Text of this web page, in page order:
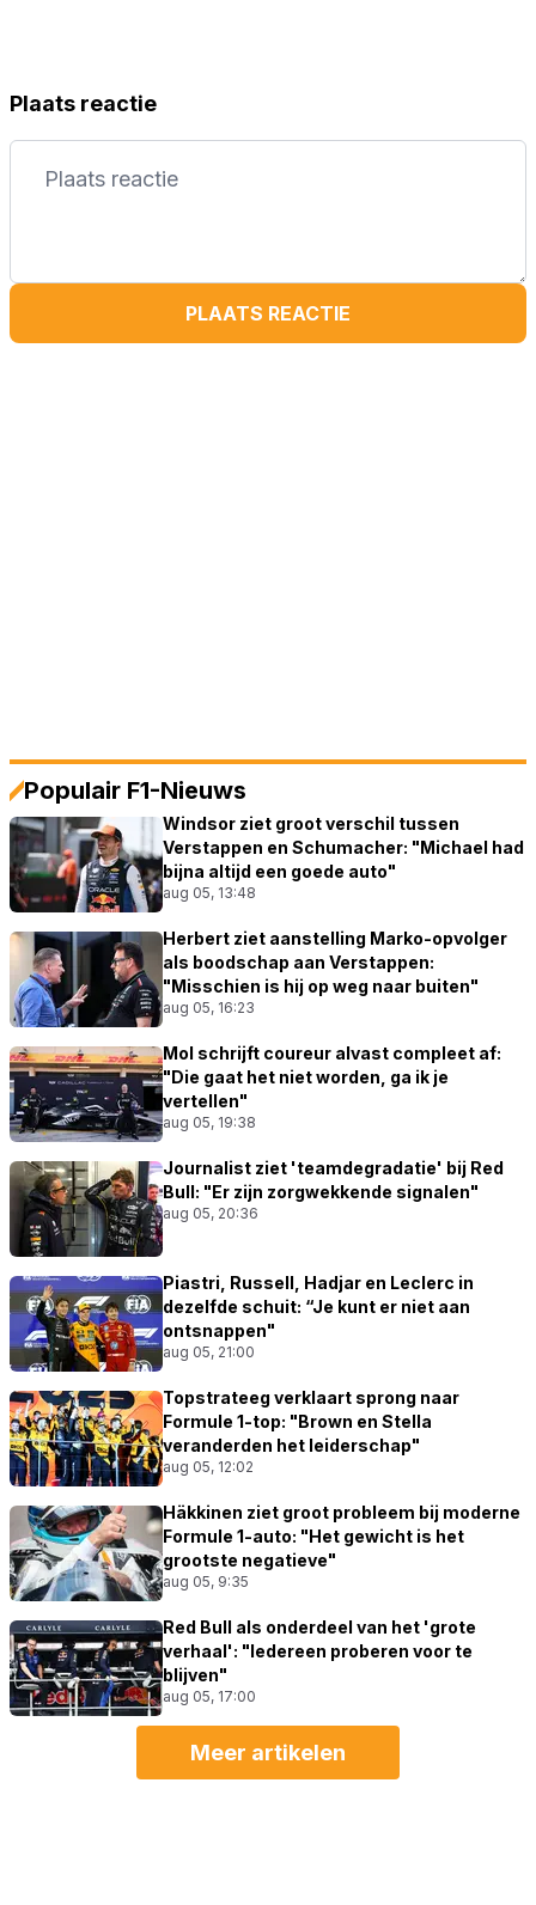
Plaats reactie
PLAATS REACTIE
Populair F1-Nieuws
Windsor ziet groot verschil tussen
Verstappen en Schumacher: "Michael had
bijna altijd een goede auto"
aug 05, 13:48
Herbert ziet aanstelling Marko-opvolger
als boodschap aan Verstappen:
"Misschien is hij op weg naar buiten"
aug 05, 16:23
Mol schrijft coureur alvast compleet af:
"Die gaat het niet worden, ga ik je
vertellen"
aug 05, 19:38
Journalist ziet 'teamdegradatie' bij Red
Bull: "Er zijn zorgwekkende signalen"
aug 05, 20:36
Piastri, Russell, Hadjar en Leclerc in
dezelfde schuit: “Je kunt er niet aan
ontsnappen"
aug 05, 21:00
Topstrateeg verklaart sprong naar
Formule 1-top: "Brown en Stella
veranderden het leiderschap"
aug 05, 12:02
Häkkinen ziet groot probleem bij moderne
Formule 1-auto: "Het gewicht is het
grootste negatieve"
aug 05, 9:35
Red Bull als onderdeel van het 'grote
verhaal': "Iedereen proberen voor te
blijven"
aug 05, 17:00
Meer artikelen